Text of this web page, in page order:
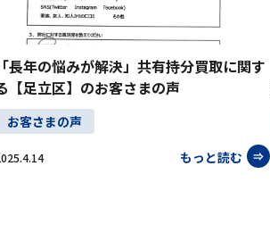
「長年の悩みが解決」共有持分買取に関す
【足立区】のお客さまの声
お客さまの声
もっと読む